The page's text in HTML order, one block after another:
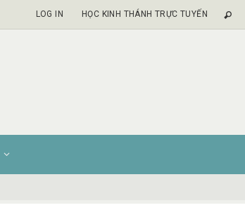
LOG IN HỌC KINH THÁNH TRỰC TUYẾN